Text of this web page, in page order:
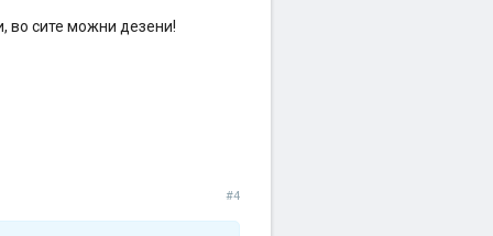
во сите можни дезени!
#4